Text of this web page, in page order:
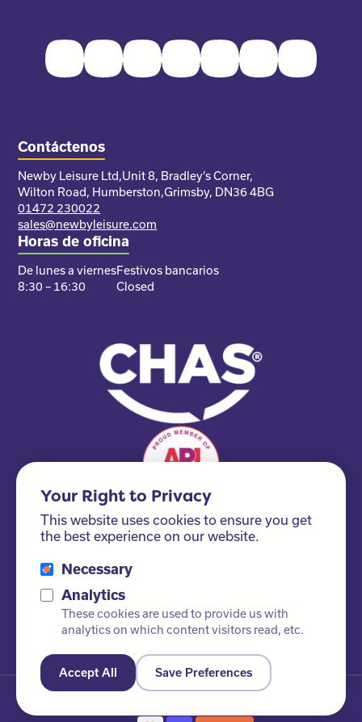
FacebookTwitter InstagramYoutubePinterestLinkedInTikTok
Contáctenos
Newby Leisure Ltd,Unit 8, Bradley’s Corner,
Wilton Road, Humberston,Grimsby, DN36 4BG
01472 230022
sales@newbyleisure.com
Horas de oficina
De lunes a viernes
8:30 – 16:30
Festivos bancarios
Closed
Please ask us about our FSC® certified products!
Your Right to Privacy
This website uses cookies to ensure you get
the best experience on our website.
Necessary
Analytics
These cookies are used to provide us with
analytics on which content visitors read, etc.
Accept All Save Preferences